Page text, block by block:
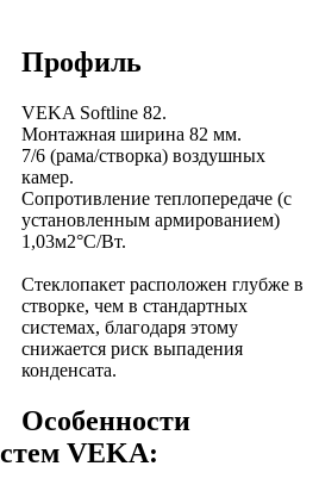
Профиль
VEKA Softline 82.
Монтажная ширина 82 мм.
7/6 (рама/створка) воздушных
камер.
Сопротивление теплопередаче (с
установленным армированием)
1,03м2°С/Вт.
Стеклопакет расположен глубже в
створке, чем в стандартных
системах, благодаря этому
снижается риск выпадения
конденсата.
Особенности
VEKA: